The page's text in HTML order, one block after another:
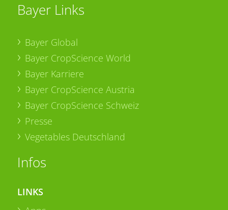
Bayer Links
Bayer Global
Bayer CropScience World
Bayer Karriere
Bayer CropScience Austria
Bayer CropScience Schweiz
Presse
Vegetables Deutschland
Infos
LINKS